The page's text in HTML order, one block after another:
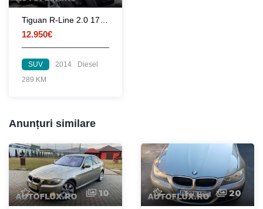
12.950€
SUV 2014
Diesel
289 KM
Anunțuri similare
10 20